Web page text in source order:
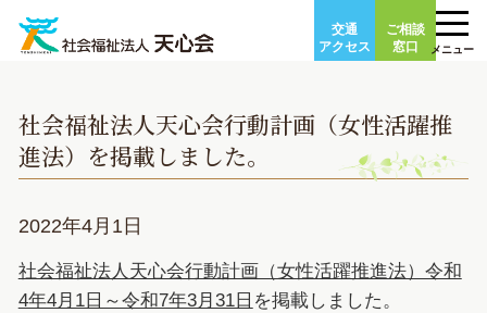
content
交通
アクセス
ご相談
窓口
メニュー
社会福祉法人天心会行動計画（女性活躍推
進法）を掲載しました。
2022年4月1日
社会福祉法人天心会行動計画（女性活躍推進法）令和
4年4月1日～令和7年3月31日 を掲載しました。